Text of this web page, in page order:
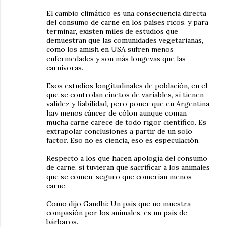
El cambio climático es una consecuencia directa
del consumo de carne en los países ricos. y para
terminar, existen miles de estudios que
demuestran que las comunidades vegetarianas,
como los amish en USA sufren menos
enfermedades y son más longevas que las
carnívoras.
Esos estudios longitudinales de población, en el
que se controlan cinetos de variables, sí tienen
validez y fiabilidad, pero poner que en Argentina
hay menos cáncer de cólon aunque coman
mucha carne carece de todo rigor científico. Es
extrapolar conclusiones a partir de un solo
factor. Eso no es ciencia, eso es especulación.
Respecto a los que hacen apología del consumo
de carne, si tuvieran que sacrificar a los animales
que se comen, seguro que comerían menos
carne.
Como dijo Gandhi: Un país que no muestra
compasión por los animales, es un país de
bárbaros.